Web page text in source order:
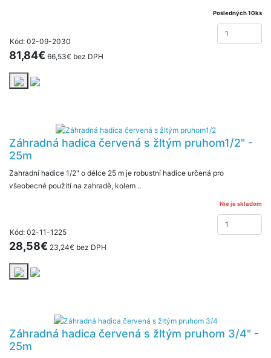
Kód: 02-09-2030
Posledných 10ks
81,84€ 66,53€ bez DPH
Záhradná hadica červená s žltým pruhom1/2" -
25m
Zahradní hadice 1/2" o délce 25 m je robustní hadice určená pro
všeobecné použití na zahradě, kolem ..
Kód: 02-11-1225
Nie je skladom
28,58€ 23,24€ bez DPH
Záhradná hadica červená s žltým pruhom 3/4" -
25m